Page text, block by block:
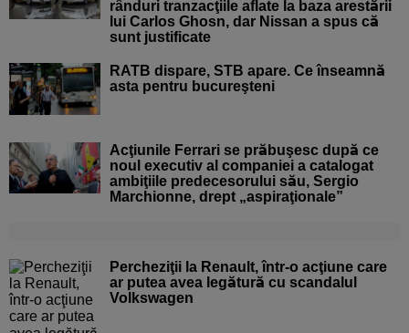
rânduri tranzacţiile aflate la baza arestării
lui Carlos Ghosn, dar Nissan a spus că
sunt justificate
RATB dispare, STB apare. Ce înseamnă
asta pentru bucureşteni
Acţiunile Ferrari se prăbuşesc după ce
noul executiv al companiei a catalogat
ambiţiile predecesorului său, Sergio
Marchionne, drept „aspiraţionale”
Percheziţii la Renault, într-o acţiune care
ar putea avea legătură cu scandalul
Volkswagen